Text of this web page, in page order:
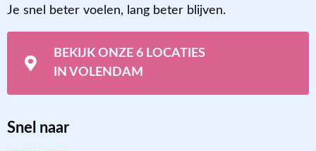
Je snel beter voelen, lang beter blijven.
BEKIJK ONZE 6 LOCATIES
IN VOLENDAM
Snel naar